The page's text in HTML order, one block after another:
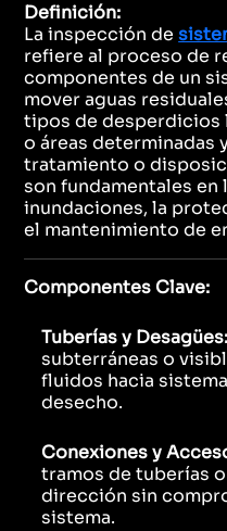
Definición:
La inspección de
refiere al proceso de
componentes de un
mover aguas
tipos de desperdicios
o áreas determinadas
tratamiento o
son fundamentales en
inundaciones, la
el mantenimiento de
Componentes Clave:
Tuberías y Desagües:
subterráneas o
fluidos hacia
desecho.
Conexiones y
tramos de tuberías
dirección sin
sistema.